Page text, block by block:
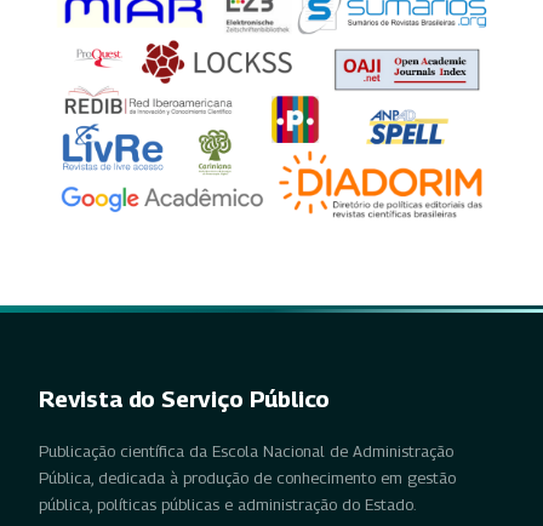
Revista do Serviço Público
Publicação científica da Escola Nacional de Administração
Pública, dedicada à produção de conhecimento em gestão
pública, políticas públicas e administração do Estado.